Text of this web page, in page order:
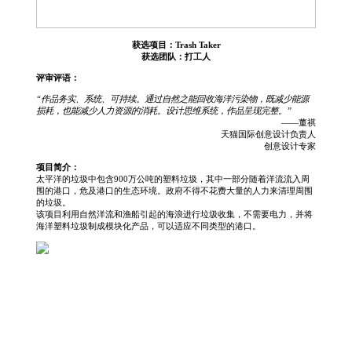
获选项目：Trash Taker
获选团队：打工人
评审评语：
“作品务实、系统、可持续。通过自然之能回收海洋污染物，既减少能源
损耗，也能减少人力资源的消耗。设计思维系统，作品呈现完整。”
——董祺
天猫国际创意设计负责人
创意设计专家
项目简介：
太平洋的垃圾中包含900万公吨的塑料垃圾，其中一部分随着洋流流入周
围的港口，危及港口的生态环境。政府不得不花费大量的人力来清理周围
的垃圾。
该项目利用自然洋流和渔船引起的海浪进行垃圾收集，不需要电力，并将
海洋塑料垃圾制成模块化产品，可以适应不同类型的港口。